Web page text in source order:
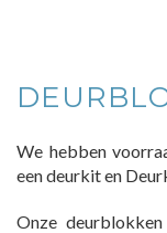
We hebben
een deurkit en
Onze